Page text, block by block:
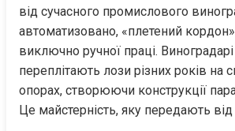
від сучасного промислового
автоматизовано, «плетений
виключно ручної праці.
переплітають лози різних років на
опорах, створюючи конструкції
Це майстерність, яку передають від